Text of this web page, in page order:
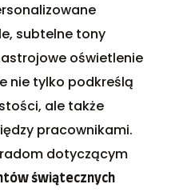
subtelne tony
oświetlenie
nie tylko podkreślą
ale także
pracownikami.
dotyczącym
świątecznych